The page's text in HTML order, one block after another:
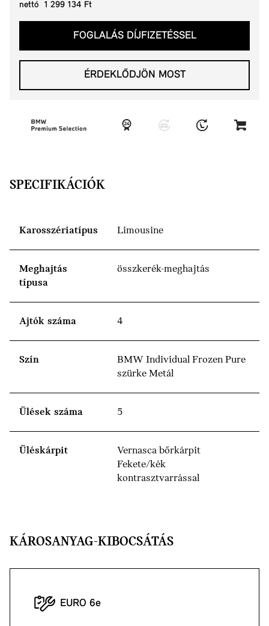
nettó 1 299 134 Ft
FOGLALÁS DÍJFIZETÉSSEL
ÉRDEKLŐDJÖN MOST
SPECIFIKÁCIÓK
Karosszériatípus Limousine
Meghajtás
típusa
összkerék-meghajtás
Ajtók száma 4
Szín
BMW Individual Frozen Pure
szürke Metál
Ülések száma 5
Üléskárpit
Vernasca bőrkárpit
Fekete/kék
kontrasztvarrással
KÁROSANYAG-KIBOCSÁTÁS
EURO 6e